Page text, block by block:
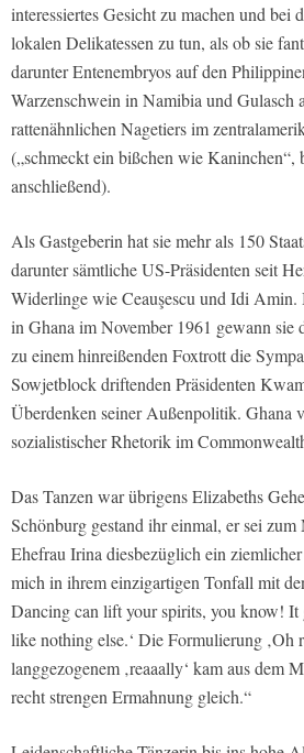
interessiertes Gesicht zu machen und bei
lokalen Delikatessen zu tun, als ob sie
darunter Entenembryos auf den
Warzenschwein in Namibia und Gulasch
rattenähnlichen Nagetiers im
(„schmeckt ein bißchen wie Kaninchen“,
anschließend).
Als Gastgeberin hat sie mehr als 150
darunter sämtliche US-Präsidenten seit
Widerlinge wie Ceauşescu und Idi Amin.
in Ghana im November 1961 gewann
zu einem hinreißenden Foxtrott die
Sowjetblock driftenden Präsidenten
Überdenken seiner Außenpolitik. Ghana
sozialistischer Rhetorik im
Das Tanzen war übrigens Elizabeths
Schönburg gestand ihr einmal, er sei zum
Ehefrau Irina diesbezüglich ein
mich in ihrem einzigartigen Tonfall mit
Dancing can lift your spirits, you know! It
like nothing else.‘ Die Formulierung ‚Oh
langgezogenem ‚reaaally‘ kam aus dem
recht strengen Ermahnung gleich.“